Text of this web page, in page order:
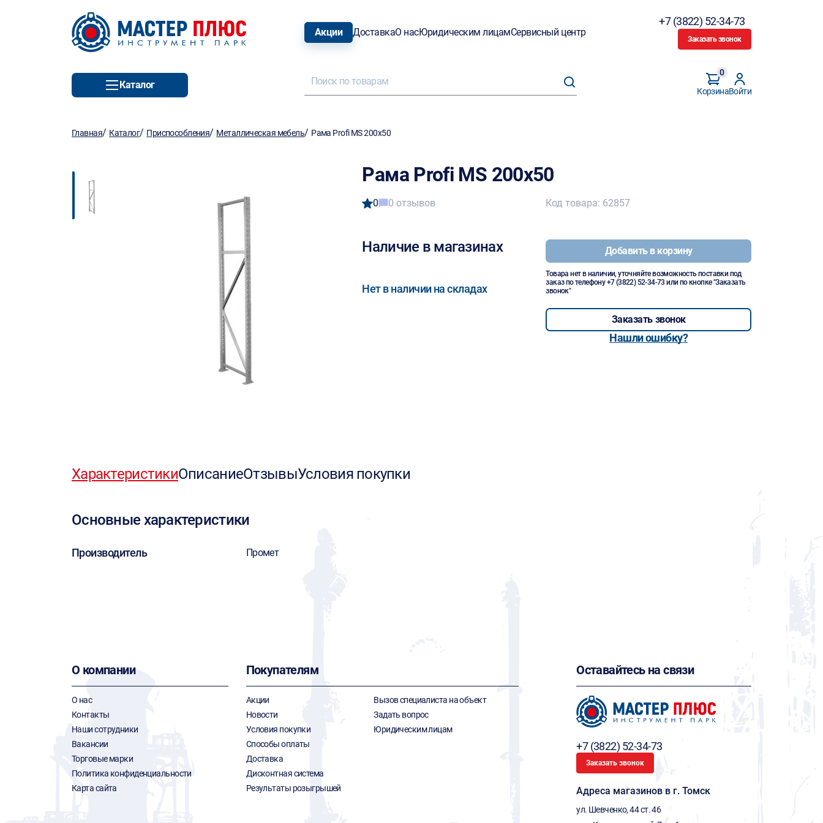
Акции ДоставкаО насЮридическим лицамСервисный центр
+7 (3822) 52-34-73
Заказать звонок
Каталог
Корзина
0
Войти
Главная/ Каталог/ Приспособления/ Металлическая мебель/ Рама Profi MS 200x50
Рама Profi MS 200x50
0 0 отзывов
Наличие в магазинах
Нет в наличии на складах
Код товара: 62857
Добавить в корзину
Товара нет в наличии, уточняйте возможность поставки под
заказ по телефону+7 (3822) 52-34-73 или по кнопке "Заказать
звонок"
Заказать звонок
Нашли ошибку?
ХарактеристикиОписаниеОтзывыУсловия покупки
Основные характеристики
Производитель Промет
О компании
О нас
Контакты
Наши сотрудники
Вакансии
Торговые марки
Политика конфиденциальности
Карта сайта
Покупателям
Акции
Новости
Условия покупки
Способы оплаты
Доставка
Дисконтная система
Результаты розыгрышей
Вызов специалиста на объект
Задать вопрос
Юридическим лицам
Оставайтесь на связи
+7 (3822) 52-34-73
Заказать звонок
Адреса магазинов в г. Томск
ул. Шевченко, 44 ст. 46